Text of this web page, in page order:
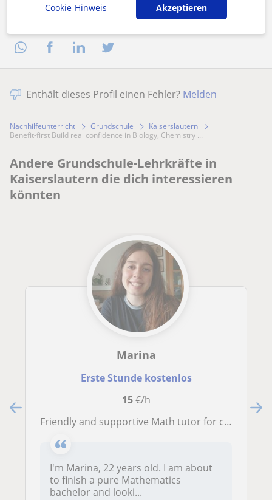
Enthält dieses Profil einen Fehler? Melden
Nachhilfeunterricht Grundschule
Kaiserslautern
Benefit-first Build real confidence in Biology, Chemistry ...
Andere Grundschule-Lehrkräfte in
Kaiserslautern die dich interessieren
könnten
Marina
Erste Stunde kostenlos
15€/h
Friendly and supportive Math tutor for children all ages.
I'm Marina, 22 years old. I am about
to finish a pure Mathematics
bachelor and looki...
Cookie-Hinweis Akzeptieren